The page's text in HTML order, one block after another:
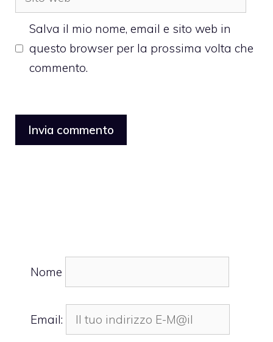
web
Salva il mio nome, email e sito web in
questo browser per la prossima volta che
commento.
Nome
Email: